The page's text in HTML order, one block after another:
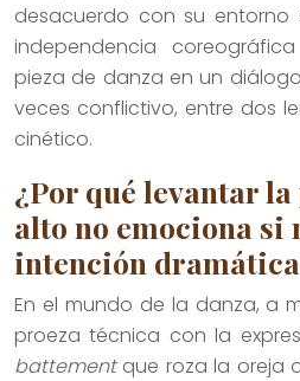
desacuerdo con su entorno
independencia
pieza de danza en un
veces conflictivo, entre dos
cinético.
¿Por qué levantar
alto no emociona si
intención
En el mundo de la danza, a
proeza técnica con la
battementque roza la oreja